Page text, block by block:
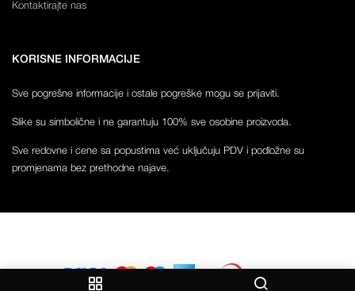
Kontaktirajte nas
KORISNE INFORMACIJE
Sve pogrešne informacije i ostale pogreške mogu se prijaviti.
Slike su simbolične i ne garantuju 100% sve osobine proizvoda.
Sve redovne i cene sa popustima već uključuju PDV i podložne su
promjenama bez prethodne najave.